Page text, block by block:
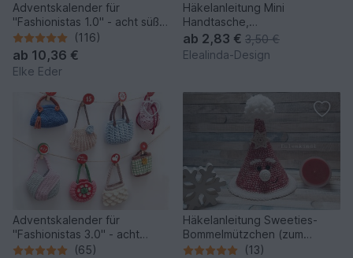
Adventskalender für
"Fashionistas 1.0" - acht süße
Modelle
(116)
ab 10,36 €
Elke Eder
Häkelanleitung Mini
Handtasche,
Schlüsselanhänger Bag
Charm Adventskalender
ab 2,83 € 3,50 €
Elealinda-Design
Adventskalender für
"Fashionistas 3.0" - acht
traumhafte Modelle
(65)
Häkelanleitung Sweeties-
Bommelmützchen (zum
Befüllen)
(13)